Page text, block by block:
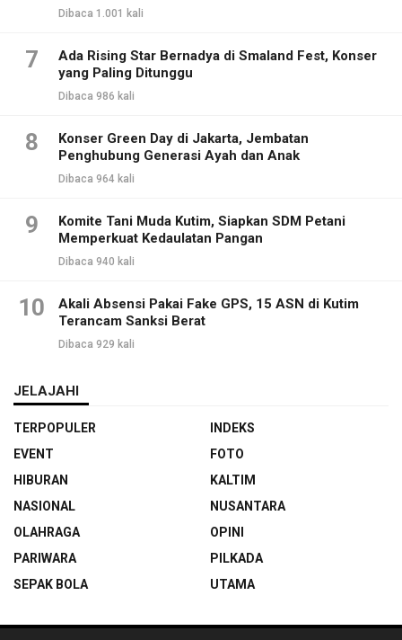
Dibaca 1.001 kali
7
Ada Rising Star Bernadya di Smaland Fest, Konser
yang Paling Ditunggu
Dibaca 986 kali
8
Konser Green Day di Jakarta, Jembatan
Penghubung Generasi Ayah dan Anak
Dibaca 964 kali
9
Komite Tani Muda Kutim, Siapkan SDM Petani
Memperkuat Kedaulatan Pangan
Dibaca 940 kali
10
Akali Absensi Pakai Fake GPS, 15 ASN di Kutim
Terancam Sanksi Berat
Dibaca 929 kali
JELAJAHI
TERPOPULER
INDEKS
EVENT
FOTO
HIBURAN
KALTIM
NASIONAL
NUSANTARA
OLAHRAGA
OPINI
PARIWARA
PILKADA
SEPAK BOLA
UTAMA